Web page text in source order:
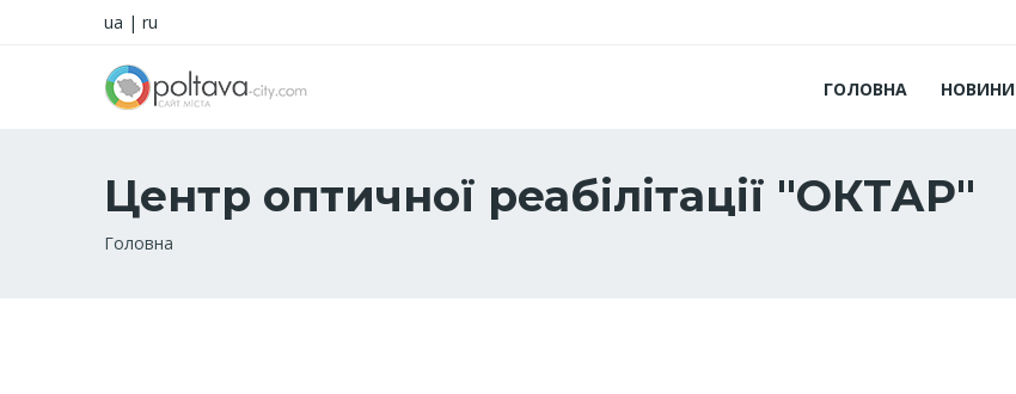
ua | ru
ГОЛОВНА НОВИНИ
Центр оптичної реабілітації "ОКТАР"
Рядок
Головна